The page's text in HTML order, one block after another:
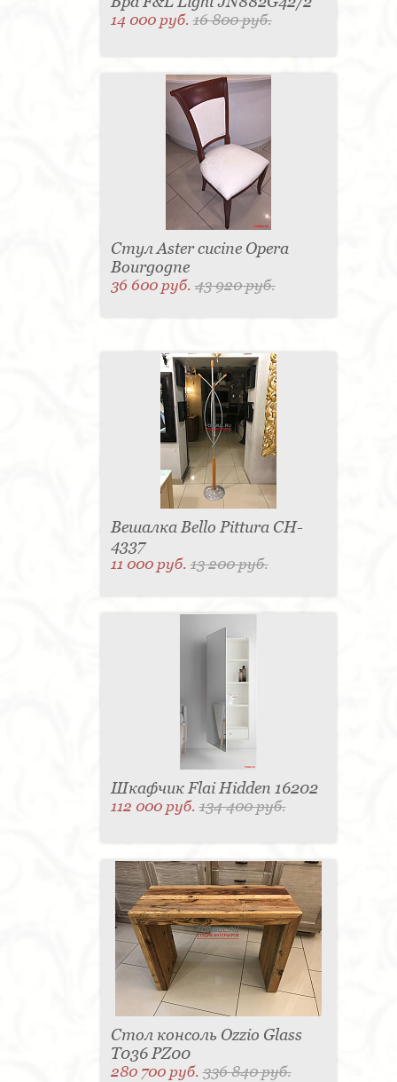
14 000 руб.16 800 руб.
Стул Aster cucine Opera
Bourgogne
36 600 руб.43 920 руб.
Вешалка Bello Pittura CH-
4337
11 000 руб.13 200 руб.
Шкафчик Flai Hidden 16202
112 000 руб.134 400 руб.
Стол консоль Ozzio Glass
T036 PZ00
280 700 руб.336 840 руб.